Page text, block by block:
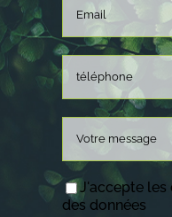
J'accepte
des données